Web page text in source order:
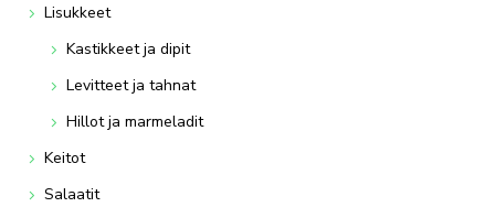
Lisukkeet
Kastikkeet ja dipit
Levitteet ja tahnat
Hillot ja marmeladit
Keitot
Salaatit